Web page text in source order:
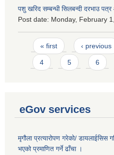
पशु खरिद सम्बन्धी सिलबन्दी दरभाउ
Post date: Monday, February
Pages
« first ‹ previous
4 5 6
eGov services
मृगौला प्रत्यारोपण गरेको/ डायलाईसिस
भएको प्रमाणित गर्ने ढाँचा ।